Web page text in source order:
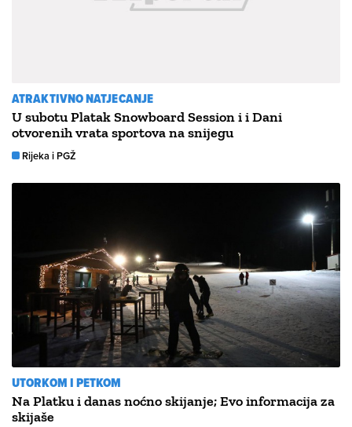
ATRAKTIVNO NATJECANJE
U subotu Platak Snowboard Session i i Dani
otvorenih vrata sportova na snijegu
Rijeka i PGŽ
UTORKOM I PETKOM
Na Platku i danas noćno skijanje; Evo informacija za
skijaše